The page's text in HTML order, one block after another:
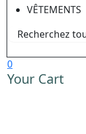
VÊTEMENTS
0
Your Cart